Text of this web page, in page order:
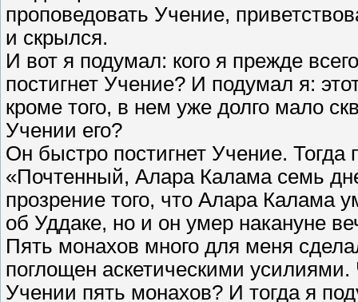
проповедовать Учение,
и скрылся.
И вот я подумал: кого я прежде
постигнет Учение? И подумал я:
кроме того, в нем уже долго мало
Учении его?
Он быстро постигнет Учение.
«Почтенный, Алара Калама семь
прозрение того, что Алара Калама
об Уддаке, но и он умер накануне
Пять монахов много для меня
поглощен аскетическими
Учении пять монахов? И тогда я